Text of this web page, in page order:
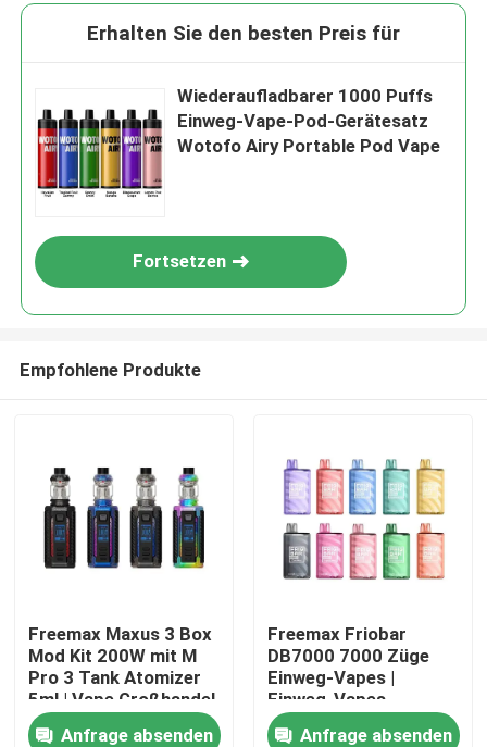
Erhalten Sie den besten Preis für
Wiederaufladbarer 1000 Puffs
Einweg-Vape-Pod-Gerätesatz
Wotofo Airy Portable Pod Vape
Fortsetzen
Empfohlene Produkte
Freemax Maxus 3 Box
Mod Kit 200W mit M
Pro 3 Tank Atomizer
5ml | Vape Großhandel
Anfrage absenden
Freemax Friobar
DB7000 7000 Züge
Einweg-Vapes |
Einweg-Vapes
Großhandel
Anfrage absenden